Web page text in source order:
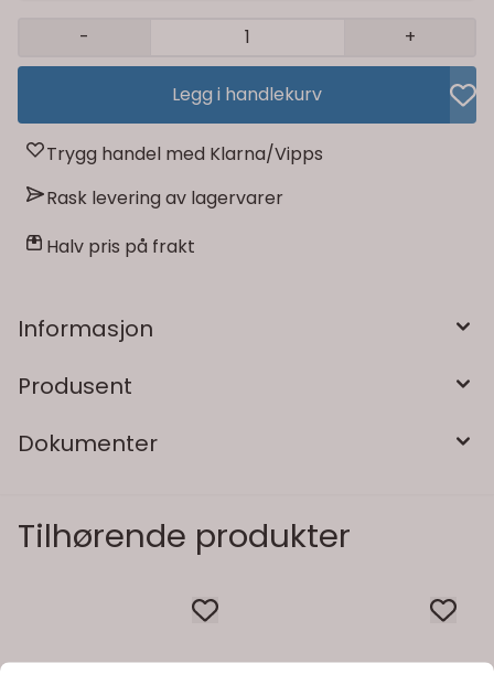
- +
Legg i handlekurv
Trygg handel med Klarna/Vipps
Rask levering av lagervarer
Halv pris på frakt
Informasjon
Produsent
Dokumenter
Tilhørende produkter